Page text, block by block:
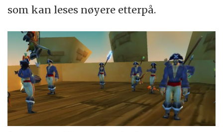
som kan leses nøyere etterpå.